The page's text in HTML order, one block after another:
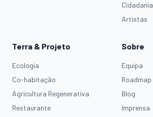
Cidadania
Artistas
Terra & Projeto
Ecologia
Co-habitação
Agricultura Regenerativa
Restaurante
Sobre
Equipa
Roadmap
Blog
Imprensa